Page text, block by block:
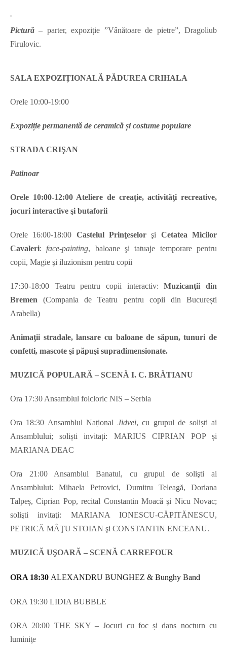
Pictură – parter, expoziție ”Vânătoare de pietre”, Dragoliub
Firulovic.
SALA EXPOZIȚIONALĂ PĂDUREA CRIHALA
Orele 10:00-19:00
Expoziție permanentă de ceramică și costume populare
STRADA CRIŞAN
Patinoar
Orele 10:00-12:00 Ateliere de creaţie, activităţi recreative,
jocuri interactive şi butaforii
Orele 16:00-18:00 Castelul Prinţeselor şi Cetatea Micilor
Cavaleri: face-painting, baloane şi tatuaje temporare pentru
copii, Magie şi iluzionism pentru copii
17:30-18:00 Teatru pentru copii interactiv:Muzicanţii din
Bremen (Compania de Teatru pentru copii din București
Arabella)
Animaţii stradale, lansare cu baloane de săpun, tunuri de
confetti, mascote şi păpuşi supradimensionate.
MUZICĂ POPULARĂ – SCENĂ I. C. BRĂTIANU
Ora 17:30 Ansamblul folcloric NIS – Serbia
Ora 18:30 Ansamblul Național Jidvei, cu grupul de soliști ai
Ansamblului; soliști invitați: MARIUS CIPRIAN POP și
MARIANA DEAC
Ora 21:00 Ansamblul Banatul, cu grupul de solişti ai
Ansamblului: Mihaela Petrovici, Dumitru Teleagă, Doriana
Talpeș, Ciprian Pop, recital Constantin Moacă şi Nicu Novac;
solişti invitaţi: MARIANA IONESCU-CĂPITĂNESCU,
PETRICĂ MÂŢU STOIAN şi CONSTANTIN ENCEANU.
MUZICĂ UŞOARĂ – SCENĂ CARREFOUR
ORA 18:30 ALEXANDRU BUNGHEZ & Bunghy Band
ORA 19:30 LIDIA BUBBLE
ORA 20:00 THE SKY – Jocuri cu foc și dans nocturn cu
luminiţe